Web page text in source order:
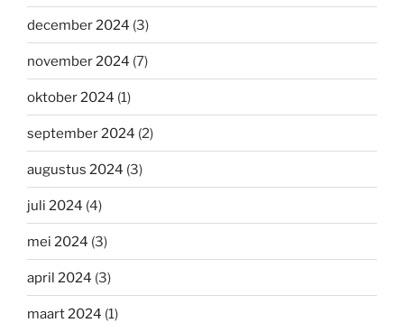
december 2024 (3)
november 2024 (7)
oktober 2024 (1)
september 2024 (2)
augustus 2024 (3)
juli 2024 (4)
mei 2024 (3)
april 2024 (3)
maart 2024 (1)